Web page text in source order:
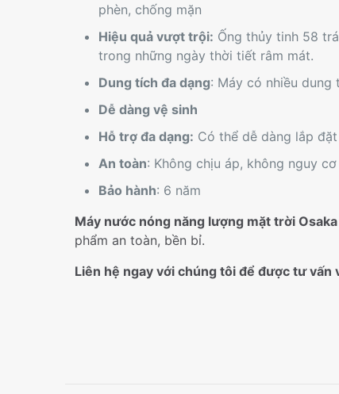
phèn, chống mặn
Hiệu quả vượt trội: Ống thủy tinh 58
trong những ngày thời tiết râm mát.
Dung tích đa dạng: Máy có nhiều
Dễ dàng vệ sinh
Hỗ trợ đa dạng: Có thể dễ dàng lắp
An toàn: Không chịu áp, không nguy
Bảo hành: 6 năm
Máy nước nóng năng lượng mặt trời Osaka
phẩm an toàn, bền bỉ.
Liên hệ ngay với chúng tôi để được tư vấn